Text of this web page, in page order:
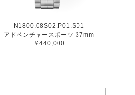
N1800.08S02.P01.S01
アドベンチャースポーツ 37mm
￥440,000